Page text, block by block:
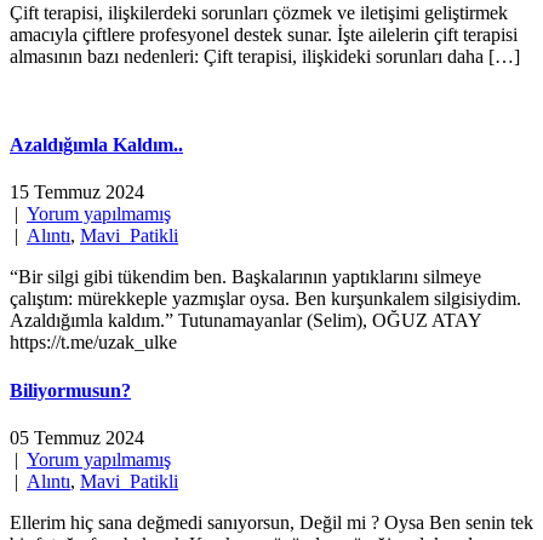
Çift terapisi, ilişkilerdeki sorunları çözmek ve iletişimi geliştirmek
amacıyla çiftlere profesyonel destek sunar. İşte ailelerin çift terapisi
almasının bazı nedenleri: Çift terapisi, ilişkideki sorunları daha […]
Azaldığımla Kaldım..
15 Temmuz 2024
Yorum yapılmamış
Alıntı, Mavi_Patikli
“Bir silgi gibi tükendim ben. Başkalarının yaptıklarını silmeye
çalıştım: mürekkeple yazmışlar oysa. Ben kurşunkalem silgisiydim.
Azaldığımla kaldım.” Tutunamayanlar (Selim), OĞUZ ATAY
https://t.me/uzak_ulke
Biliyormusun?
05 Temmuz 2024
| Yorum yapılmamış
| Alıntı, Mavi_Patikli
Ellerim hiç sana değmedi sanıyorsun, Değil mi ? Oysa Ben senin tek